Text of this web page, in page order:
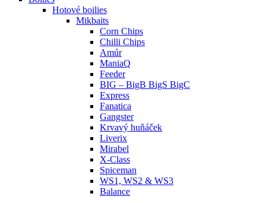
Hotové boilies
Mikbaits
Corn Chips
Chilli Chips
Amúr
ManiaQ
Feeder
BIG – BigB BigS BigC
Express
Fanatica
Gangster
Krvavý huňáček
Liverix
Mirabel
X-Class
Spiceman
WS1, WS2 & WS3
Balance